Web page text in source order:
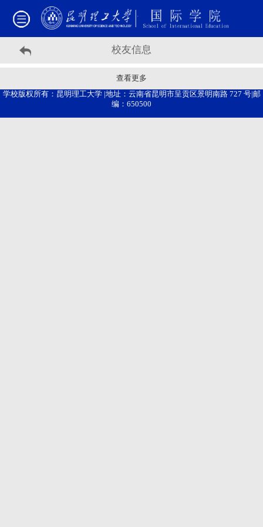
校友信息
查看更多
学校版权所有：昆明理工大学 |地址：云南省昆明市呈贡区景明南路 727 号|邮
编：650500